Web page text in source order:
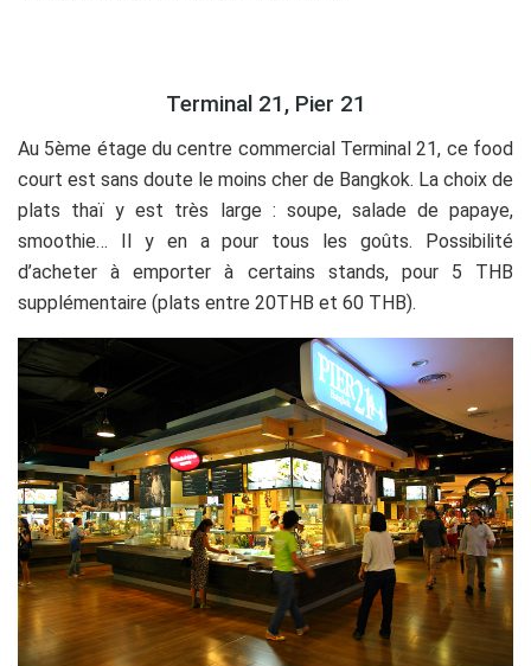
Terminal 21, Pier 21
Au 5ème étage du centre commercial Terminal 21, ce food
court est sans doute le moins cher de Bangkok. La choix de
plats thaï y est très large : soupe, salade de papaye,
smoothie… Il y en a pour tous les goûts. Possibilité
d’acheter à emporter à certains stands, pour 5 THB
supplémentaire (plats entre 20THB et 60 THB).